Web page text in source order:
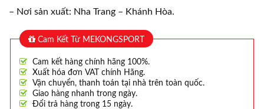
– Nơi sản xuất: Nha Trang – Khánh Hòa.
Cam Kết Từ MEKONGSPORT
Cam kết hàng chính hãng 100%.
Xuất hóa đơn VAT chính Hãng.
Vận chuyển, thanh toán tại nhà trên toàn quốc.
Giao hàng nhanh trong ngày.
Đổi trả hàng trong 15 ngày.